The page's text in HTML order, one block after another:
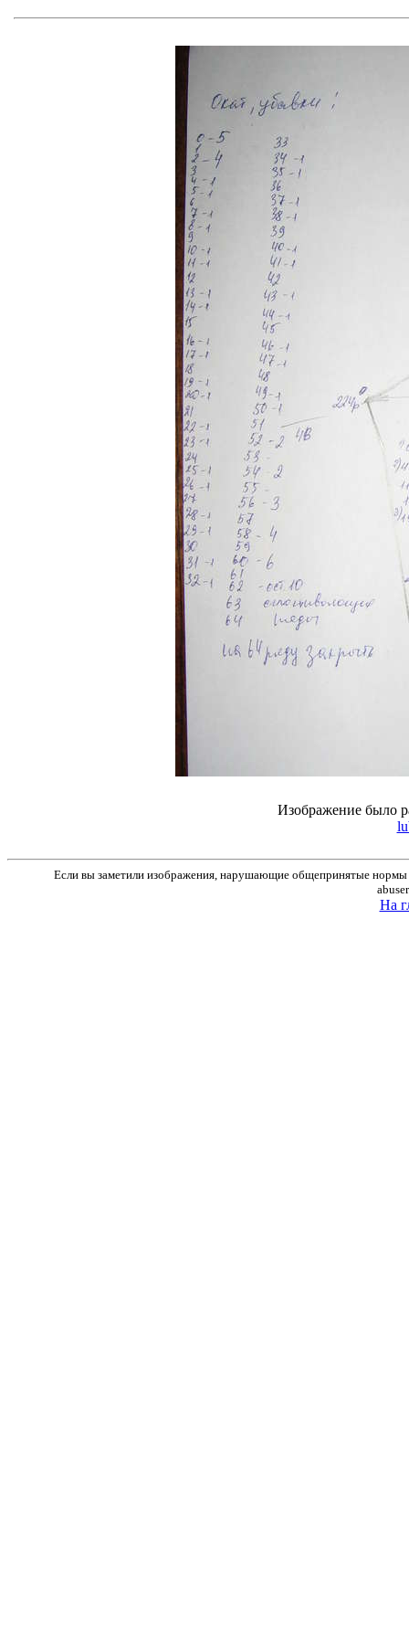
Изображение было
Если вы заметили изображения, нарушающие общепринятые нормы
На